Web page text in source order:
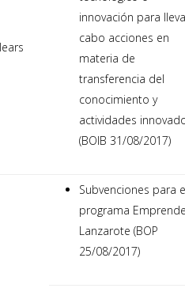
innovación para
cabo acciones en
materia de
transferencia del
conocimiento y
actividades
(BOIB 31/08/2017)
Subvenciones para
programa
Lanzarote (BOP
25/08/2017)